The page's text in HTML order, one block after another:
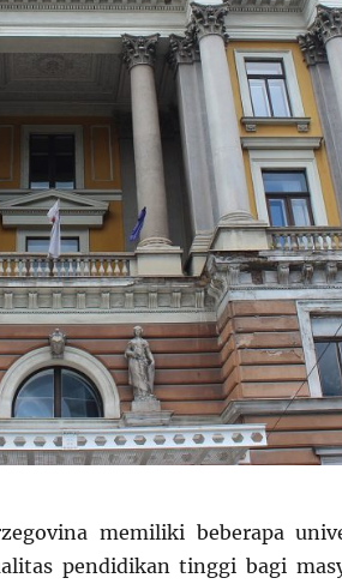
memiliki beberapa
pendidikan tinggi bagi